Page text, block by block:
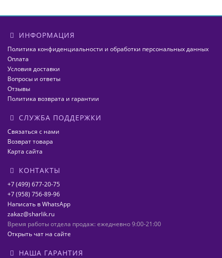
ИНФОРМАЦИЯ
Политика конфиденциальности и обработки персональных данных
Оплата
Условия доставки
Вопросы и ответы
Отзывы
Политика возврата и гарантии
СЛУЖБА ПОДДЕРЖКИ
Связаться с нами
Возврат товара
Карта сайта
КОНТАКТЫ
+7 (499) 677-20-75
+7 (958) 756-89-96
Написать в WhatsApp
zakaz@sharlik.ru
Время работы отдела продаж: ежедневно 9:00-21:00
Открыть чат на сайте
НАША ГАРАНТИЯ